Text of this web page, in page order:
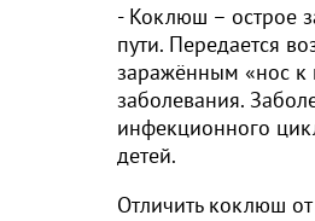
- Коклюш – острое
пути. Передается
заражённым «нос к
заболевания.
инфекционного
детей.
Отличить коклюш